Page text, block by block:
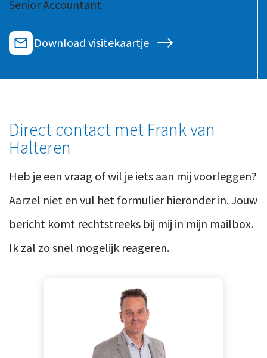
Werken bij
Veilig bestanden delen
Inloggen
Informatiebeveiliging en privacy
Strategie en bedrijfsinrichting
Ons team
Werken-bij
Bedrijfsgeschiedenis
Senior Accountant
Download visitekaartje
Direct contact met Frank van
Halteren
Heb je een vraag of wil je iets aan mij voorleggen?
Aarzel niet en vul het formulier hieronder in. Jouw
bericht komt rechtstreeks bij mij in mijn mailbox.
Ik zal zo snel mogelijk reageren.